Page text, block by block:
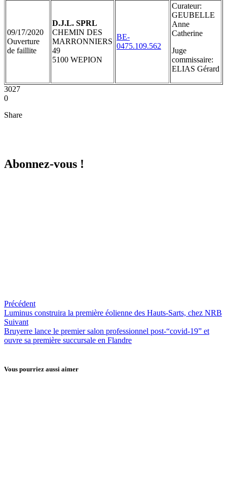
09/17/2020
Ouverture
de faillite
D.J.L. SPRL
CHEMIN DES
MARRONNIERS
49
5100 WEPION
BE-
0475.109.562
Curateur:
GEUBELLE
Anne
Catherine
Juge
commissaire:
ELIAS Gérard
3027
0
Share
Abonnez-vous !
Précédent
Luminus construira la première éolienne des Hauts-Sarts, chez NRB
Suivant
Bruyerre lance le premier salon professionnel post-“covid-19” et
ouvre sa première succursale en Flandre
Vous pourriez aussi aimer